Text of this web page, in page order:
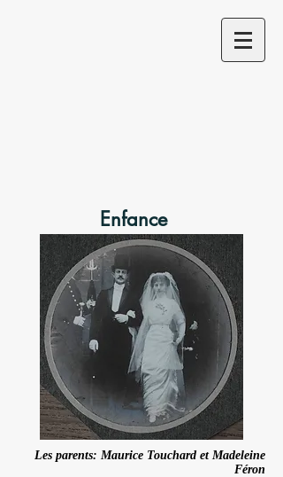
Enfance
Les parents: Maurice Touchard et Madeleine
Féron